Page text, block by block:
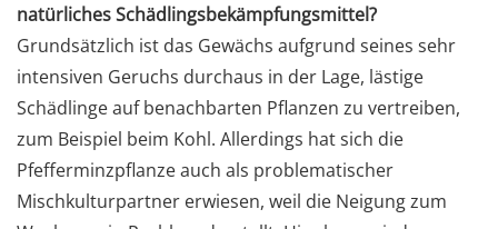
natürliches Schädlingsbekämpfungsmittel?
Grundsätzlich ist das Gewächs aufgrund seines sehr
intensiven Geruchs durchaus in der Lage, lästige
Schädlinge auf benachbarten Pflanzen zu vertreiben,
zum Beispiel beim Kohl. Allerdings hat sich die
Pfefferminzpflanze auch als problematischer
Mischkulturpartner erwiesen, weil die Neigung zum